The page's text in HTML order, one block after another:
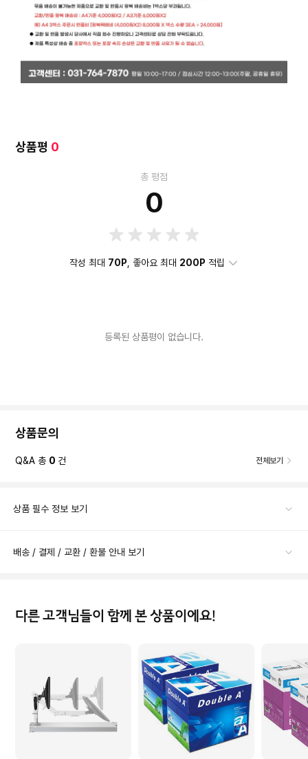
상품평 0
총 평점
0
작성 최대 70P , 좋아요 최대 200P 적립
등록된 상품평이 없습니다.
상품문의
Q&A 총 0 건 전체보기
상품 필수 정보 보기
배송 / 결제 / 교환 / 환불 안내 보기
다른 고객님들이 함께 본 상품이에요!